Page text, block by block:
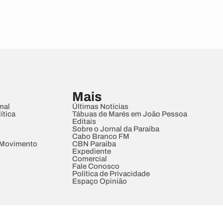
Mais
Últimas Notícias
Tábuas de Marés em João Pessoa
Editais
Sobre o Jornal da Paraíba
Cabo Branco FM
CBN Paraíba
Expediente
Comercial
Fale Conosco
Política de Privacidade
Espaço Opinião